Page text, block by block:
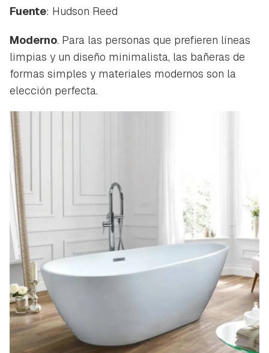
Fuente: Hudson Reed
Moderno. Para las personas que prefieren líneas
limpias y un diseño minimalista, las bañeras de
formas simples y materiales modernos son la
elección perfecta.